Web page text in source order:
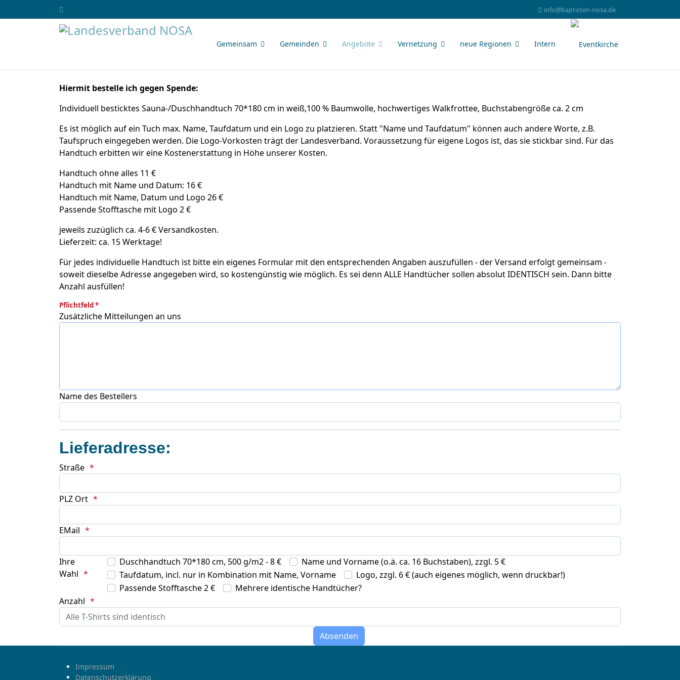
info@baptisten-nosa.de
Gemeinsam Gemeinden Angebote Vernetzung neue Regionen Intern
Hiermit bestelle ich gegen Spende:
Individuell besticktes Sauna-/Duschhandtuch 70*180 cm in weiß,100 % Baumwolle, hochwertiges Walkfrottee, Buchstabengröße ca. 2 cm
Es ist möglich auf ein Tuch max. Name, Taufdatum und ein Logo zu platzieren. Statt "Name und Taufdatum" können auch andere Worte, z.B.
Taufspruch eingegeben werden. Die Logo-Vorkosten trägt der Landesverband. Voraussetzung für eigene Logos ist, das sie stickbar sind. Für das
Handtuch erbitten wir eine Kostenerstattung in Höhe unserer Kosten.
Handtuch ohne alles 11 €
Handtuch mit Name und Datum: 16 €
Handtuch mit Name, Datum und Logo 26 €
Passende Stofftasche mit Logo 2 €
jeweils zuzüglich ca. 4-6 € Versandkosten.
Lieferzeit: ca. 15 Werktage!
Für jedes individuelle Handtuch ist bitte ein eigenes Formular mit den entsprechenden Angaben auszufüllen - der Versand erfolgt gemeinsam -
soweit dieselbe Adresse angegeben wird, so kostengünstig wie möglich. Es sei denn ALLE Handtücher sollen absolut IDENTISCH sein. Dann bitte
Anzahl ausfüllen!
Pflichtfeld *
Zusätzliche Mitteilungen an uns
Name des Bestellers
Lieferadresse:
Straße
PLZ Ort
EMail
Ihre
Wahl
Duschhandtuch 70*180 cm, 500 g/m2 - 8 €
Name und Vorname (o.ä. ca. 16 Buchstaben), zzgl. 5 €
Taufdatum, incl. nur in Kombination mit Name, Vorname
Logo, zzgl. 6 € (auch eigenes möglich, wenn druckbar!)
Passende Stofftasche 2 €
Mehrere identische Handtücher?
Anzahl
Impressum
Datenschutzerklärung